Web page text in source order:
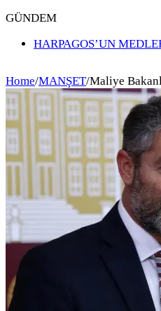
GÜNDEM
HARPAGOS’UN
Home/MANŞET/Maliye